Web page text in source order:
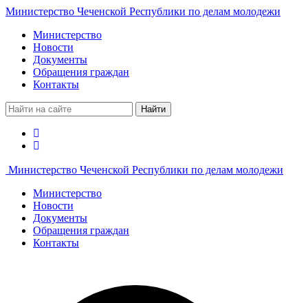
Министерство Чеченской Республики по делам молодежи
Министерство
Новости
Документы
Обращения граждан
Контакты
Найти
Министерство Чеченской Республики по делам молодежи
Министерство
Новости
Документы
Обращения граждан
Контакты